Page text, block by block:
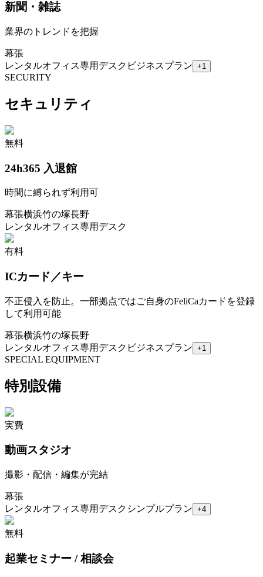
新聞・雑誌
業界のトレンドを把握
幕張
レンタルオフィス専用デスク ビジネスプラン +1
SECURITY
セキュリティ
無料
24h365 入退館
時間に縛られず利用可
幕張横浜竹の塚長野
レンタルオフィス専用デスク
有料
ICカード／キー
不正侵入を防止。一部拠点ではご自身のFeliCaカードを登録
して利用可能
幕張横浜竹の塚長野
レンタルオフィス専用デスク ビジネスプラン +1
SPECIAL EQUIPMENT
特別設備
実費
動画スタジオ
撮影・配信・編集が完結
幕張
レンタルオフィス専用デスク シンプルプラン +4
無料
起業セミナー / 相談会